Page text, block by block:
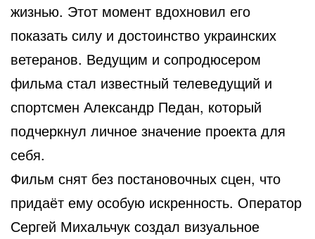
жизнью. Этот момент вдохновил его
показать силу и достоинство украинских
ветеранов. Ведущим и сопродюсером
фильма стал известный телеведущий и
спортсмен Александр Педан, который
подчеркнул личное значение проекта для
себя.
Фильм снят без постановочных сцен, что
придаёт ему особую искренность. Оператор
Сергей Михальчук создал визуальное